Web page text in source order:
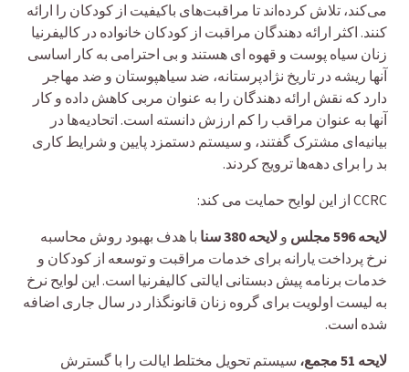
می‌کند، تلاش کرده‌اند تا مراقبت‌های باکیفیت از کودکان را ارائه
کنند. اکثر ارائه دهندگان مراقبت از کودکان خانواده در کالیفرنیا
زنان سیاه پوست و قهوه ای هستند و بی احترامی به کار اساسی
آنها ریشه در تاریخ نژادپرستانه، ضد سیاهپوستان و ضد مهاجر
دارد که نقش ارائه دهندگان را به عنوان مربی کاهش داده و کار
آنها به عنوان مراقب را کم ارزش دانسته است. اتحادیه‌ها در
بیانیه‌ای مشترک گفتند، و سیستم دستمزد پایین و شرایط کاری
بد را برای دهه‌ها ترویج کردند.
CCRC از این لوایح حمایت می کند:
لایحه 596 مجلس
ولایحه 380 سنا
با هدف بهبود روش محاسبه
نرخ پرداخت یارانه برای خدمات مراقبت و توسعه از کودکان و
خدمات برنامه پیش دبستانی ایالتی کالیفرنیا است. این لوایح نرخ
به لیست اولویت برای گروه زنان قانونگذار در سال جاری اضافه
شده است.
لایحه 51 مجمع،
سیستم تحویل مختلط ایالت را با گسترش